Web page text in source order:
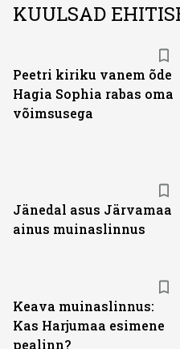
KUULSAD
Peetri kiriku vanem õde
Hagia Sophia rabas oma
võimsusega
Jänedal asus Järvamaa
ainus muinaslinnus
Keava muinaslinnus:
Kas Harjumaa esimene
pealinn?